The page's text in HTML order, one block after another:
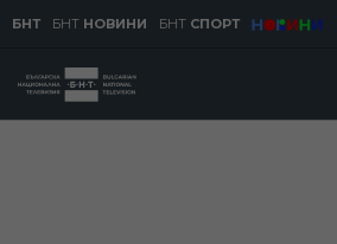
БНТ БНТ НОВИНИ БНТ СПОРТ